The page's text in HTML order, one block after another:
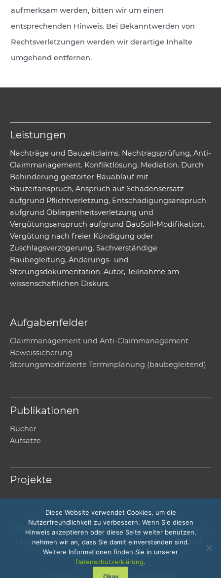
aufmerksam werden, bitten wir um einen
entsprechenden Hinweis. Bei Bekanntwerden von
Rechtsverletzungen werden wir derartige Inhalte
umgehend entfernen.
Leistungen
Nachträge und Bauzeitclaims. Nachtragsprüfung, Anti-
Claimmanagement. Konfliktlösung, Mediation. Durch
Behinderung gestörter Bauablauf mit
Bauzeitanspruch, Anspruch auf Schadensersatz
aufgrund Pflichtverletzung, Entschädigungsanspruch
aufgrund Obliegenheitsverletzung und
Vergütungsanspruch aufgrund BauSoll-Modifikation.
Vergütung nach freier Kündigung oder
Zuschlagsverzögerung. Sachverständige
Baubegleitung, Änderungs- und
Störungsdokumentation. Autor, Teilnahme am
wissenschaftlichen Diskurs.
Aufgabenfelder
Claimmanagement und Anti-Claimmanagement
Beweissicherung
Störungsmodifizierte Terminplanung (baubegleitend)
Publikationen
Bücher
Aufsätze
Projekte
Copyright © 2026 md project- and claimmanagement ·
Lageweg 7 · 29342 Wienhausen · Fon 05149 / 189913 ·
eMail info@mdrittler.de
Datenschutzerklärung
Diese Website verwendet Cookies, um die
Nutzerfreundlichkeit zu verbessern. Wenn Sie diesen
Hinweis akzeptieren oder diese Seite weiter benutzen,
nehmen wir an, dass Sie damit einverstanden sind.
Weitere Informationen finden Sie in unserer
Datenschutzerklärung.